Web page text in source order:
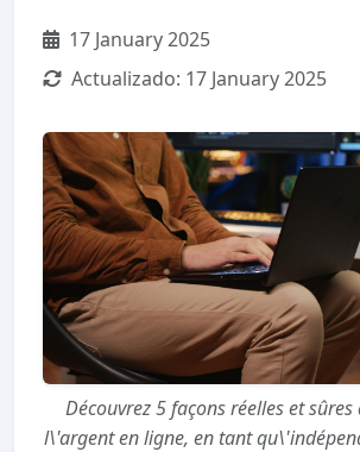
17 January 2025
Actualizado: 17 January 2025
Découvrez 5 façons réelles et
l\'argent en ligne, en tant